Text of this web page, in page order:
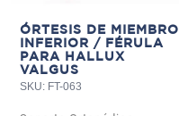
ÓRTESIS DE MIEMBRO
INFERIOR / FÉRULA
PARA HALLUX
VALGUS
SKU: FT-063